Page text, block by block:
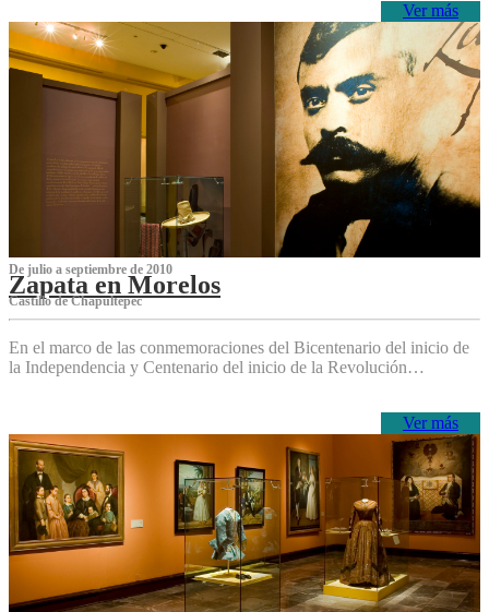
Ver más
De julio a septiembre de 2010
Zapata en Morelos
Castillo de Chapultepec
En el marco de las conmemoraciones del Bicentenario del inicio de
la Independencia y Centenario del inicio de la Revolución…
Ver más